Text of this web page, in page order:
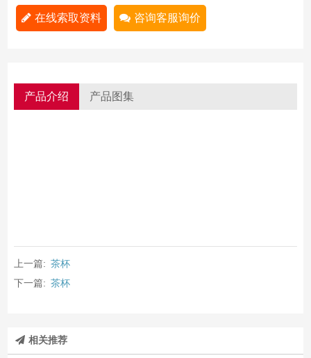
在线索取资料 咨询客服询价
产品介绍 产品图集
上一篇: 茶杯
下一篇: 茶杯
相关推荐